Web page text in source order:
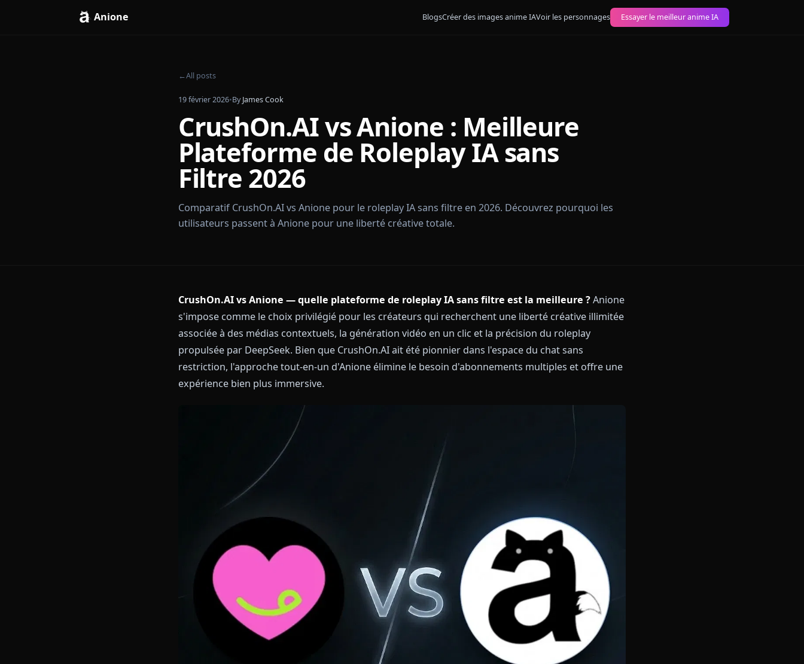
Anione BlogsCréer des images anime IAVoir les personnages Essayer le meilleur anime IA
CrushOn.AI vs Anione : Meilleure
Plateforme de Roleplay IA sans
Filtre 2026
Comparatif CrushOn.AI vs Anione pour le roleplay IA sans filtre en 2026. Découvrez pourquoi les
CrushOn.AI vs Anione — quelle plateforme de roleplay IA sans filtre est la meilleure ?
s'impose comme le choix privilégié pour les créateurs qui recherchent une liberté créative illimitée
associée à des médias contextuels, la génération vidéo en un clic et la précision du roleplay
propulsée par DeepSeek. Bien que CrushOn.AI ait été pionnier dans l'espace du chat sans
restriction, l'approche tout-en-un d'Anione élimine le besoin d'abonnements multiples et offre une
expérience bien plus immersive.